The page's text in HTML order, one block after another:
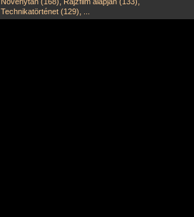
Technikatörténet (129),